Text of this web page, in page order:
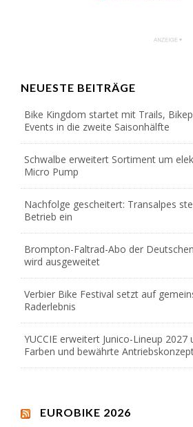
NEUESTE BEITRÄGE
Bike Kingdom startet mit Trails,
Events in die zweite Saisonhälfte
Schwalbe erweitert Sortiment um
Micro Pump
Nachfolge gescheitert: Transalpes
Betrieb ein
Brompton-Faltrad-Abo der
wird ausgeweitet
Verbier Bike Festival setzt auf
Raderlebnis
YUCCIE erweitert Junico-Lineup 2027
Farben und bewährte
EUROBIKE 2026